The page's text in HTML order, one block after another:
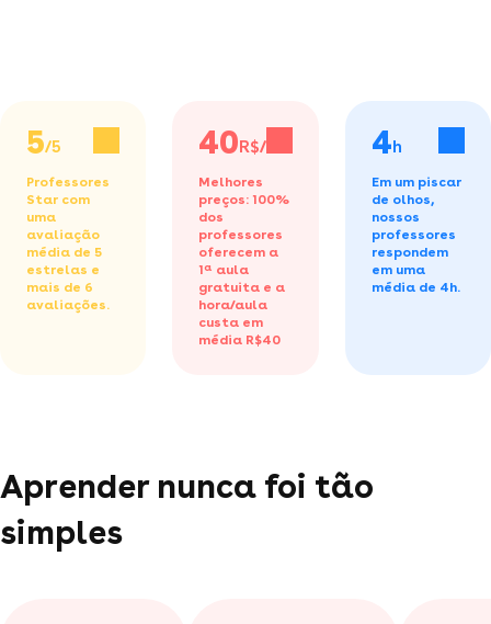
5/5
Professores
Star com
uma
avaliação
média de 5
estrelas e
mais de 6
avaliações.
40R$/h
Melhores
preços: 100%
dos
professores
oferecem a
1ª aula
gratuita e a
hora/aula
custa em
média R$40
4h
Em um piscar
de olhos,
nossos
professores
respondem
em uma
média de 4h.
Aprender nunca foi tão
simples